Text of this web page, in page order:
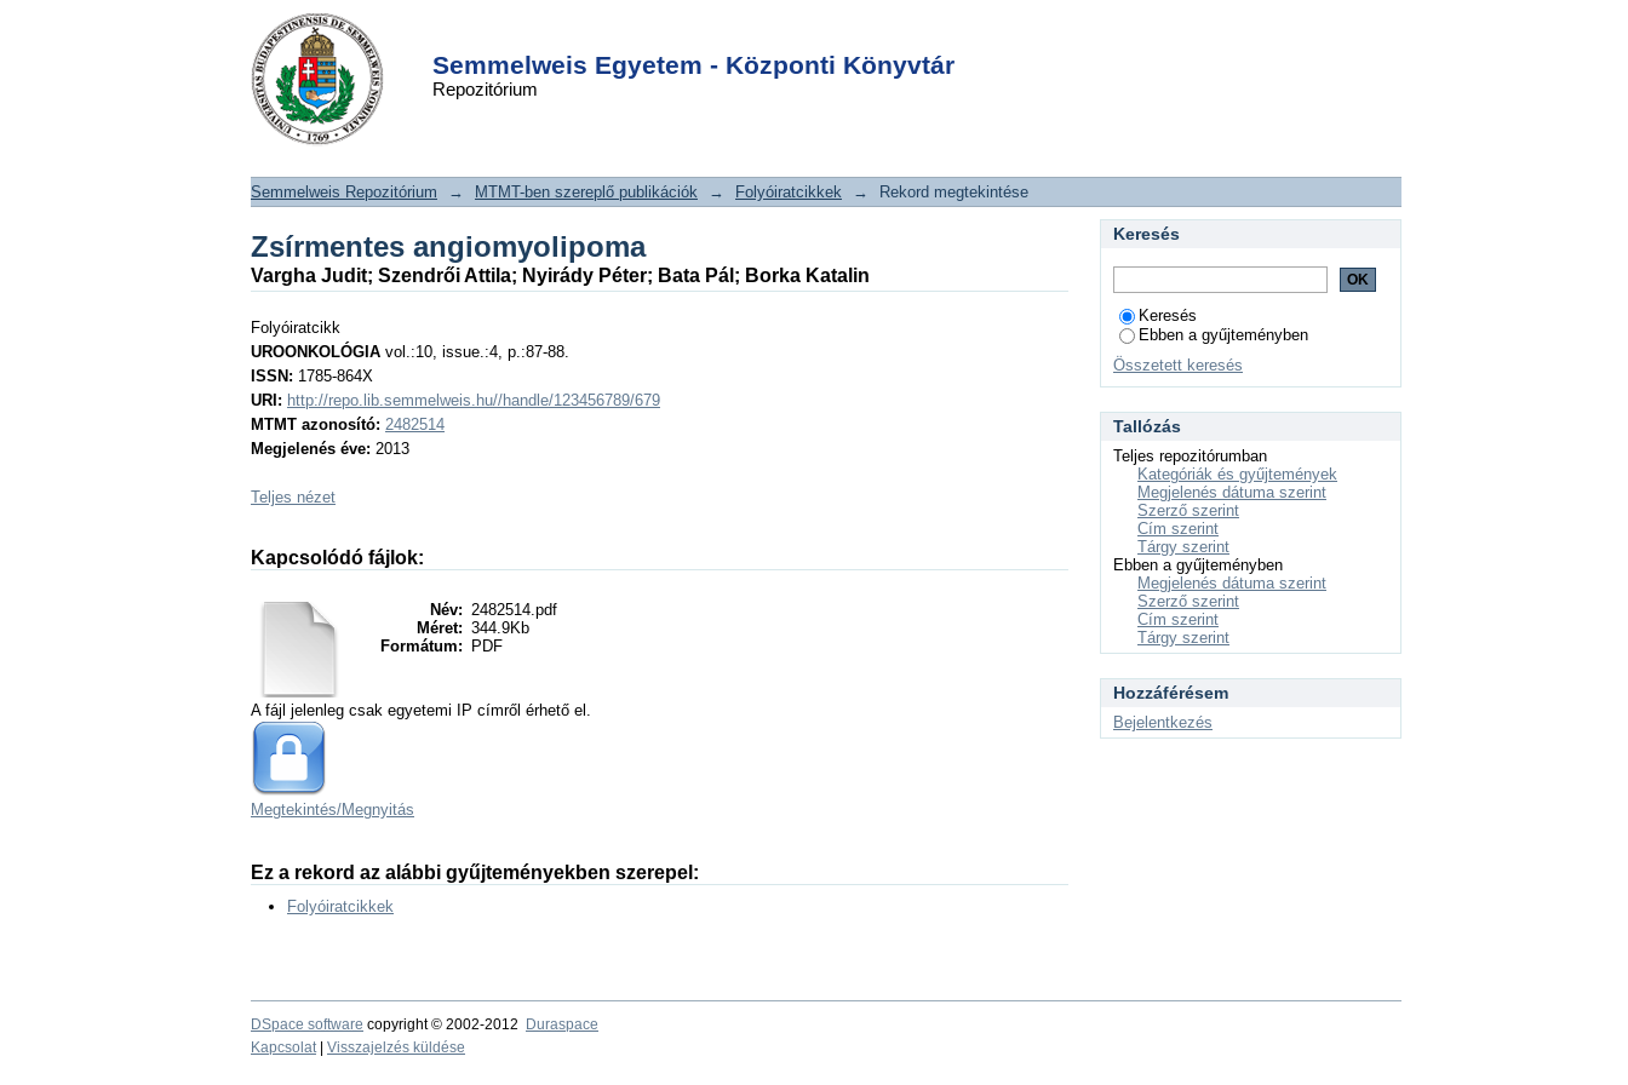
Semmelweis Egyetem - Központi Könyvtár
Repozitórium
Zsírmentes angiomyolipoma
DSpace/Manakin Repository
Semmelweis Repozitórium → MTMT-ben szereplő publikációk → Folyóiratcikkek → Rekord megtekintése
Zsírmentes angiomyolipoma
Vargha Judit; Szendrői Attila; Nyirády Péter; Bata Pál ; Borka Katalin
Folyóiratcikk
UROONKOLÓGIA vol.:10, issue.:4, p.:87-88.
ISSN: 1785-864X
URI: http://repo.lib.semmelweis.hu//handle/123456789/679
MTMT azonosító: 2482514
Megjelenés éve: 2013
Teljes nézet
Kapcsolódó fájlok:
Név: 2482514.pdf
Méret: 344.9Kb
Formátum:
PDF
A fájl jelenleg csak egyetemi IP címről érhető el.
Megtekintés/Megnyitás
Ez a rekord az alábbi gyűjteményekben szerepel:
Folyóiratcikkek
Keresés
Keresés
Ebben a gyűjteményben
Összetett keresés
Tallózás
Teljes repozitórumban
Kategóriák és gyűjtemények
Megjelenés dátuma szerint
Szerző szerint
Cím szerint
Tárgy szerint
Ebben a gyűjteményben
Megjelenés dátuma szerint
Szerző szerint
Cím szerint
Tárgy szerint
Hozzáférésem
Bejelentkezés
DSpace software copyright © 2002-2012
Duraspace
Kapcsolat| Visszajelzés küldése